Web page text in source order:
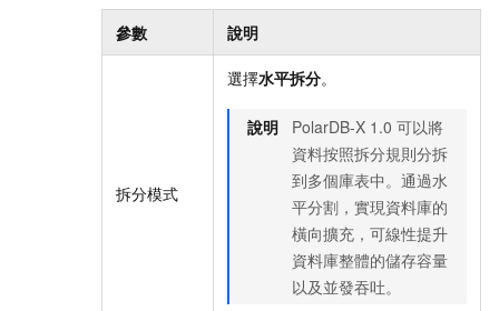
參數 說明
拆分模式
選擇水平拆分。
說明 PolarDB-X 1.0 可以將
資料按照拆分規則分拆
到多個庫表中。通過水
平分割，實現資料庫的
橫向擴充，可線性提升
資料庫整體的儲存容量
以及並發吞吐。